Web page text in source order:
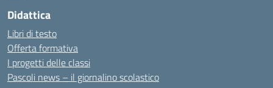
Didattica
Libri di testo
Offerta formativa
I progetti delle classi
Pascoli news – il giornalino scolastico